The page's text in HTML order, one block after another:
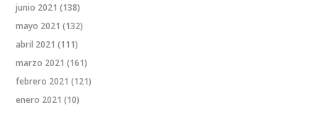
junio 2021 (138)
mayo 2021 (132)
abril 2021 (111)
marzo 2021 (161)
febrero 2021 (121)
enero 2021 (10)